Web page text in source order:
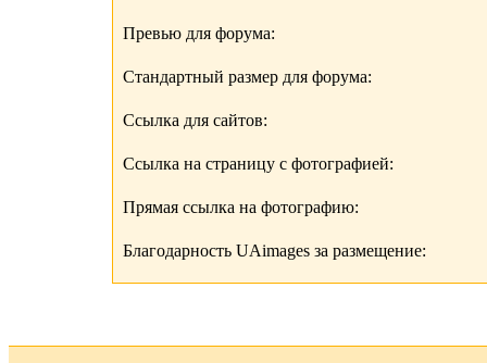
Превью для форума:
Стандартный размер для форума:
Ссылка для сайтов:
Ссылка на страницу с фотографией:
Прямая ссылка на фотографию:
Благодарность UAimages за размещение: